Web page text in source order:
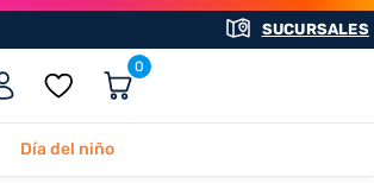
SUCURSALES
0
Día del niño